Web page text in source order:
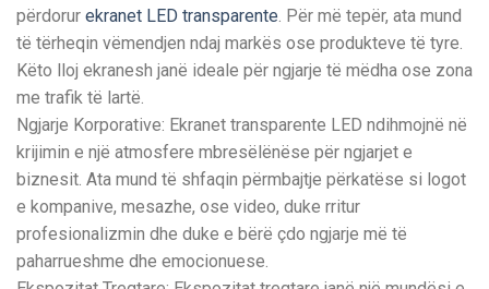
përdorur ekranet LED transparente. Për më tepër, ata mund
të tërheqin vëmendjen ndaj markës ose produkteve të tyre.
Këto lloj ekranesh janë ideale për ngjarje të mëdha ose zona
me trafik të lartë.
Ngjarje Korporative: Ekranet transparente LED ndihmojnë në
krijimin e një atmosfere mbresëlënëse për ngjarjet e
biznesit. Ata mund të shfaqin përmbajtje përkatëse si logot
e kompanive, mesazhe, ose video, duke rritur
profesionalizmin dhe duke e bërë çdo ngjarje më të
paharrueshme dhe emocionuese.